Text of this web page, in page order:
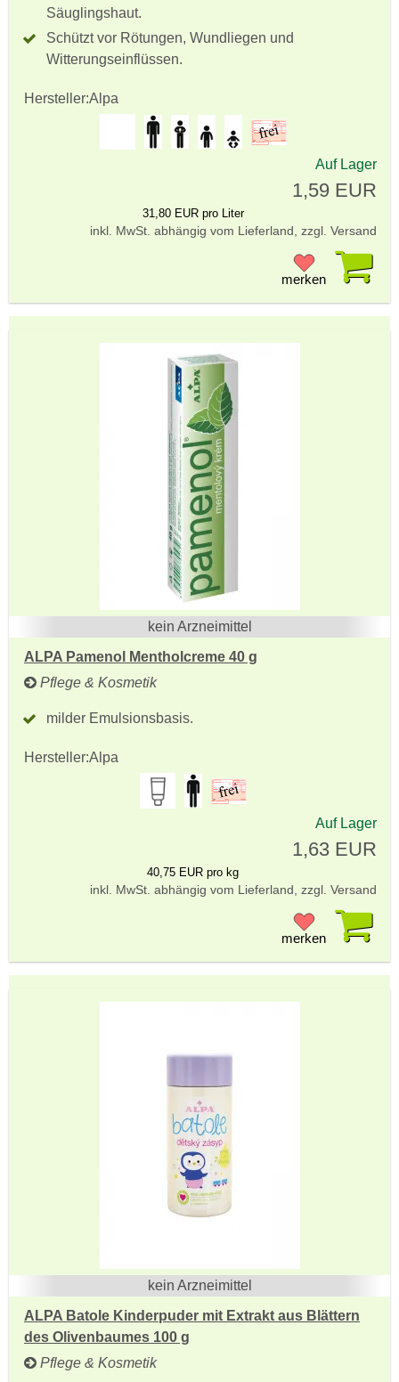
Säuglingshaut.
Schützt vor Rötungen, Wundliegen und
Witterungseinflüssen.
Hersteller:Alpa
Auf Lager
1,59 EUR
31,80 EUR pro Liter
inkl. MwSt. abhängig vom Lieferland, zzgl. Versand
merken
kein Arzneimittel
ALPA Pamenol Mentholcreme 40 g
Pflege & Kosmetik
milder Emulsionsbasis.
Hersteller:Alpa
Auf Lager
1,63 EUR
40,75 EUR pro kg
inkl. MwSt. abhängig vom Lieferland, zzgl. Versand
merken
kein Arzneimittel
ALPA Batole Kinderpuder mit Extrakt aus Blättern
des Olivenbaumes 100 g
Pflege & Kosmetik